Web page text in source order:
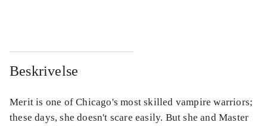
Beskrivelse
Merit is one of Chicago's most skilled vampire warriors;
these days, she doesn't scare easily. But she and Master